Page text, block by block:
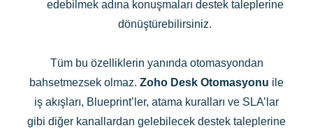
edebilmek adına konuşmaları destek taleplerine
dönüştürebilirsiniz.
Tüm bu özelliklerin yanında otomasyondan
bahsetmezsek olmaz. Zoho Desk Otomasyonu ile
iş akışları, Blueprint’ler, atama kuralları ve SLA’lar
gibi diğer kanallardan gelebilecek destek taleplerine